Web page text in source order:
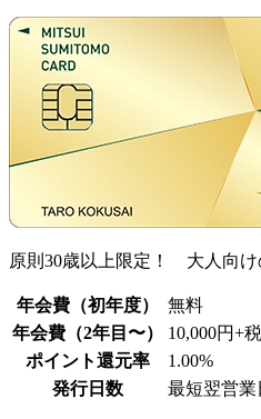
原則30歳以上限定！ 大人向け
年会費（初年度）
無料
年会費（2年目〜）
10,000円+税
ポイント還元率
1.00%
発行日数
最短翌営業